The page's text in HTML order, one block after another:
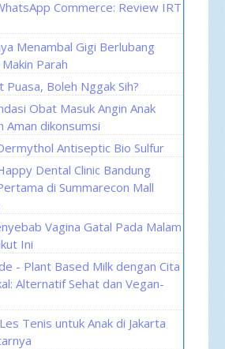
Commerce: Review IRT
Menambal Gigi Berlubang
Parah
Puasa, Boleh Nggak Sih?
Obat Masuk Angin Anak
Aman dikonsumsi
Antiseptic Bio Sulfur
Dental Clinic Bandung
di Summarecon Mall
Vagina Gatal Pada Malam
Ini
- Plant Based Milk dengan Cita
Alternatif Sehat dan Vegan-
Tenis untuk Anak di Jakarta